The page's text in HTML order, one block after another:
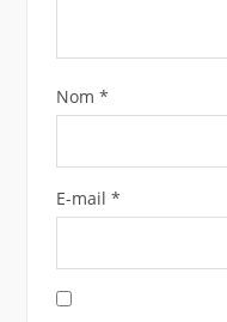
Nom *
E-mail *